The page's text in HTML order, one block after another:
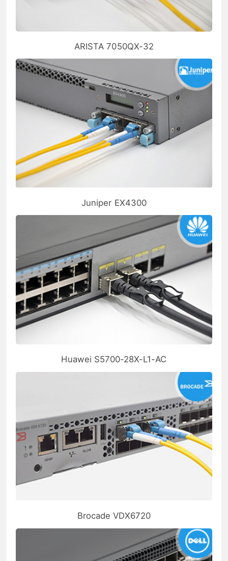
ARISTA 7050QX-32
Juniper EX4300
Huawei S5700-28X-L1-AC
Brocade VDX6720